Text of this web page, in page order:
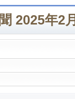
2025年2